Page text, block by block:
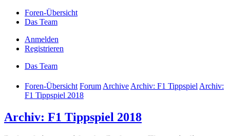
Foren-Übersicht
Das Team
Anmelden
Registrieren
Das Team
Foren-Übersicht ForumArchiveArchiv: F1 TippspielArchiv:
F1 Tippspiel 2018
Archiv: F1 Tippspiel 2018